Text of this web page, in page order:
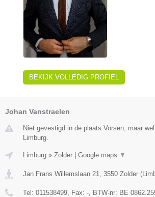
BEKIJK VOLLEDIG PROFIEL
Johan Vanstraelen
Niet gevestigd in de plaats Vorsen, maar
Limburg.
Limburg » Zolder Google maps ▼
Jan Frans Willemslaan 21 3550 Zolder (
Tel: 011538499 , Fax: - , BTW-nr: BE